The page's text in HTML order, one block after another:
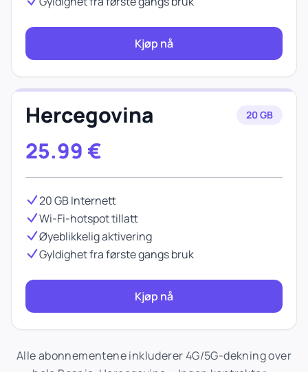
Kjøp nå
Hercegovina 20 GB
25.99 €
20 GB Internett
Wi-Fi-hotspot tillatt
Øyeblikkelig aktivering
Gyldighet fra første gangs bruk
Kjøp nå
Alle abonnementene inkluderer 4G/5G-dekning over